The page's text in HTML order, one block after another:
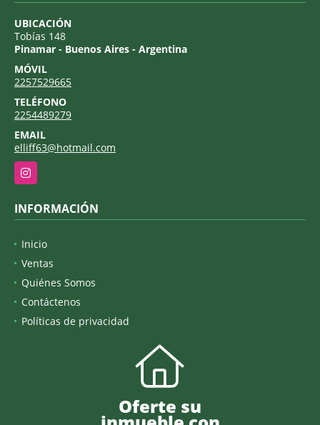
UBICACIÓN
Tobías 148
Pinamar - Buenos Aires - Argentina
MÓVIL
2257529665
TELÉFONO
2254489279
EMAIL
elliff63@hotmail.com
Instagram
INFORMACIÓN
Inicio
Ventas
Quiénes Somos
Contáctenos
Políticas de privacidad
Oferte su